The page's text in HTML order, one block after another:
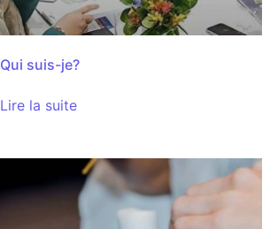
Qui suis-je?
Lire la suite